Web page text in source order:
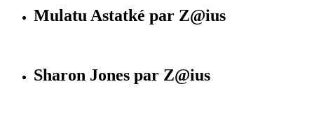
Mulatu Astatké par Z@ius
Sharon Jones par Z@ius